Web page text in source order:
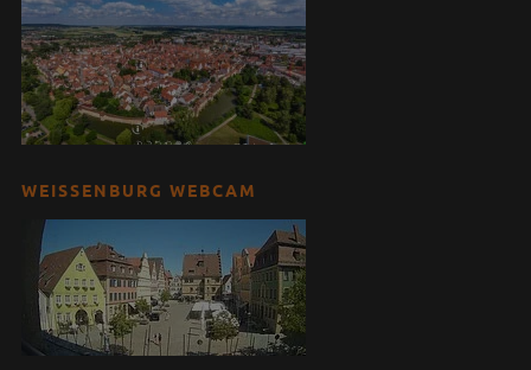
WEISSENBURG WEBCAM